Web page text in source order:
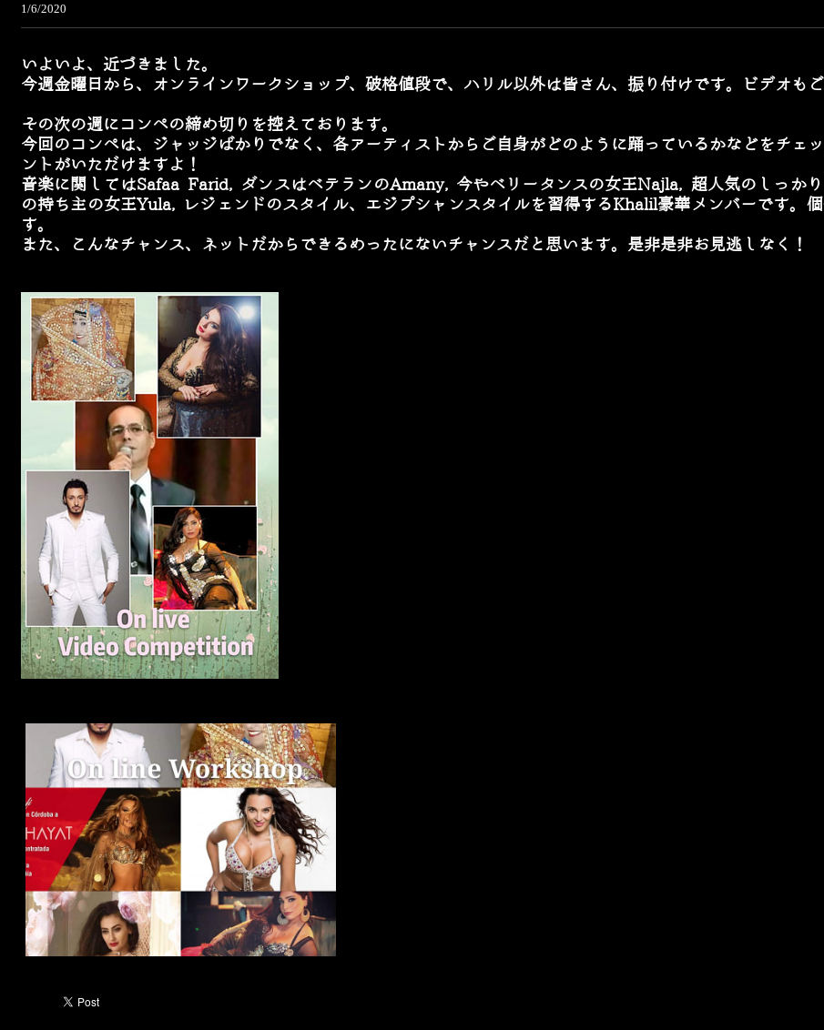
1/6/2020
いよいよ、近づきました。
今週金曜日から、オンラインワークショップ、破格値段で、ハリル以外は皆さん、振り付けです。ビデオもご
その次の週にコンペの締め切りを控えております。
今回のコンペは、ジャッジばかりでなく、各アーティストからご自身がどのように踊っているかなどをチェ
ントがいただけますよ！
音楽に関してはSafaa Farid, ダンスはベテランのAmany, 今やベリータンスの女王Najla, 超人気のしっか
の持ち主の女王Yula, レジェンドのスタイル、エジプシャンスタイルを習得するKhalil豪華メンバーです。
す。
また、こんなチャンス、ネットだからできるめったにないチャンスだと思います。是非是非お見逃しなく！